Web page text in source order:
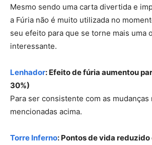
Mesmo sendo uma carta divertida e
a Fúria não é muito utilizada no
seu efeito para que se torne mais uma
interessante.
Lenhador: Efeito de fúria aumentou
30%)
Para ser consistente com as
mencionadas acima.
Torre Inferno: Pontos de vida reduzido